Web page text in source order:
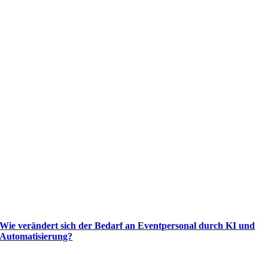
Wie verändert sich der Bedarf an Eventpersonal durch KI und
Automatisierung?